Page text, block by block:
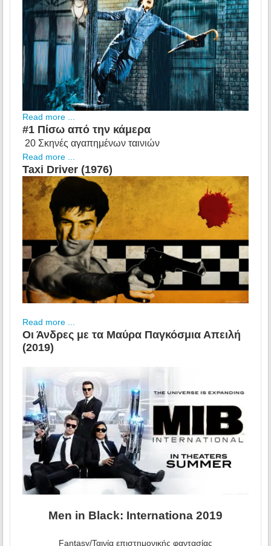
Read more ...
#1 Πίσω από την κάμερα
20 Σκηνές αγαπημένων ταινιών
Read more ...
Taxi Driver (1976)
Read more ...
Οι Άνδρες με τα Μαύρα Παγκόσμια Απειλή
(2019)
Men in Black: Internationa 2019
Fantasy/Ταινία επιστημονικής φαντασίας